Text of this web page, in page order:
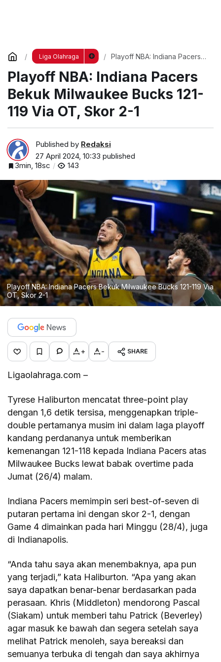
Liga Olahraga
Playoff NBA: Indiana Pacers
119 Via OT, Skor 2-1
Playoff NBA: Indiana Pacers
Bekuk Milwaukee Bucks 121-
119 Via OT, Skor 2-1
Published by Redaksi
27 April 2024, 10:33 published
3min, 18sc
143
Playoff NBA: Indiana Pacers Bekuk Milwaukee Bucks 121-119 Via
OT, Skor 2-1
+ - SHARE
Ligaolahraga.com –
Tyrese Haliburton mencatat three-point play
dengan 1,6 detik tersisa, menggenapkan triple-
double pertamanya musim ini dalam laga playoff
kandang perdananya untuk memberikan
kemenangan 121-118 kepada Indiana Pacers atas
Milwaukee Bucks lewat babak overtime pada
Jumat (26/4) malam.
Indiana Pacers memimpin seri best-of-seven di
putaran pertama ini dengan skor 2-1, dengan
Game 4 dimainkan pada hari Minggu (28/4), juga
di Indianapolis.
“Anda tahu saya akan menembaknya, apa pun
yang terjadi,” kata Haliburton. “Apa yang akan
saya dapatkan benar-benar berdasarkan pada
perasaan. Khris (Middleton) mendorong Pascal
(Siakam) untuk memberi tahu Patrick (Beverley)
agar masuk ke bawah dan segera setelah saya
melihat Patrick menoleh, saya bereaksi dan
semuanya terbuka di tengah dan saya akhirnya